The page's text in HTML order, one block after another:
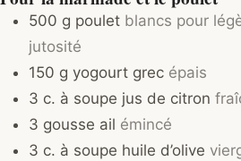
500 g poulet blancs pour
jutosité
150 g yogourt grec épais
3 c. à soupe jus de citron
3 gousse ail émincé
3 c. à soupe huile d’olive